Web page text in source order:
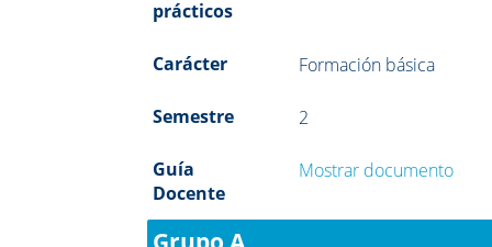
prácticos
Carácter Formación básica
Semestre 2
Guía
Docente
Mostrar documento